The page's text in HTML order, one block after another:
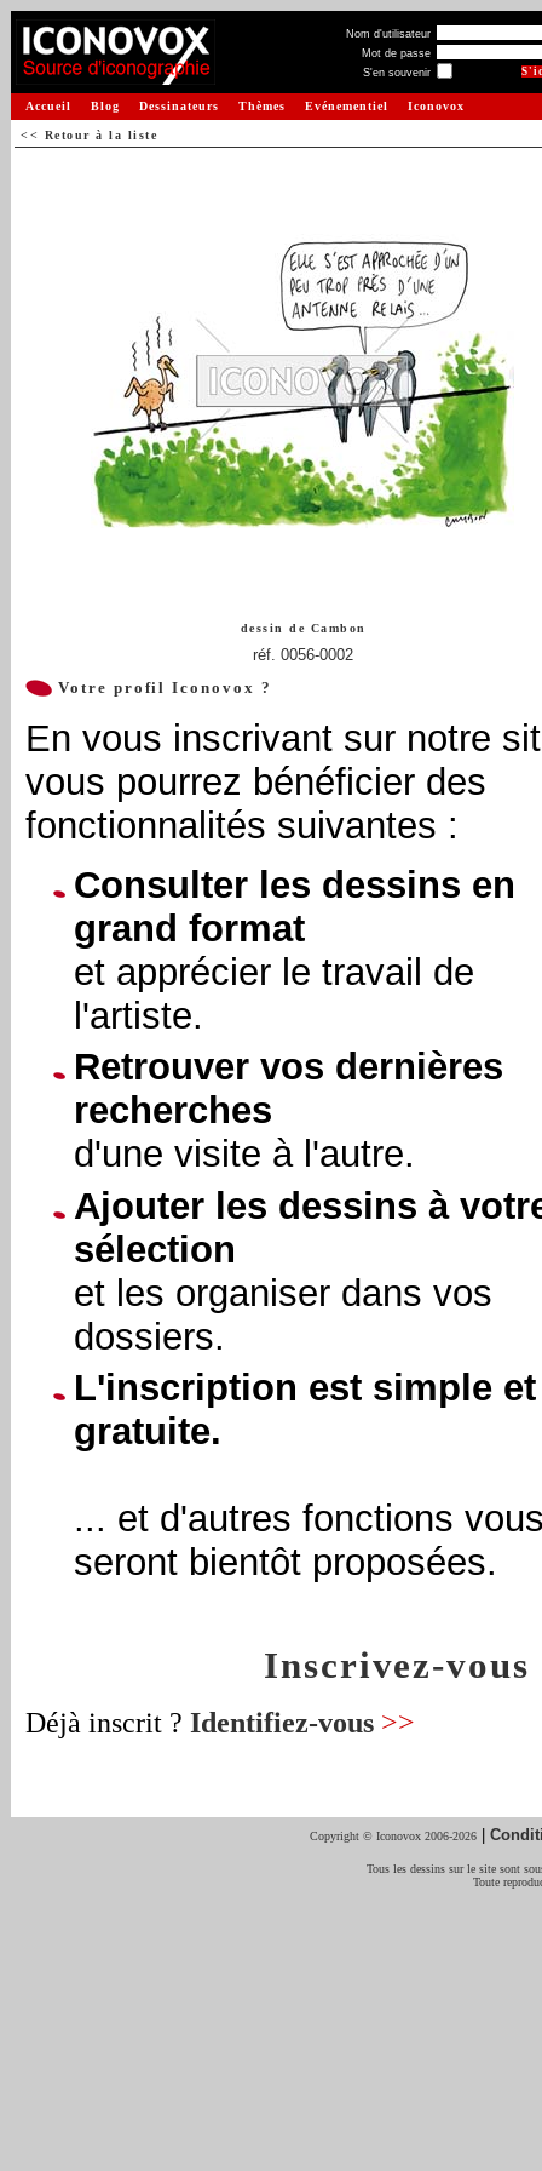
Nom d'utilisateur
Mot de passe
S'en souvenir
Accueil Blog Dessinateurs Thèmes Evénementiel Iconovox
<< Retour à la liste
dessin de Cambon
réf. 0056-0002
Votre profil Iconovox ?
En vous inscrivant sur notre
vous pourrez bénéficier des
fonctionnalités suivantes :
Consulter les dessins en
grand format
et apprécier le travail de
l'artiste.
Retrouver vos dernières
recherches
d'une visite à l'autre.
Ajouter les dessins à
sélection
et les organiser dans vos
dossiers.
L'inscription est simple et
gratuite.
... et d'autres fonctions
seront bientôt proposées.
Inscrivez-vous
Déjà inscrit ? Identifiez-vous >>
Copyright © Iconovox 2006-2026 |
Tous les dessins sur le site sont
Toute